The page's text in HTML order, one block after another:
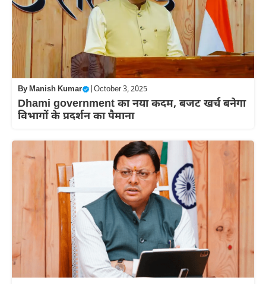
ByManish Kumar October 3, 2025
Dhami government का नया कदम, बजट खर्च बनेगा
विभागों के प्रदर्शन का पैमाना